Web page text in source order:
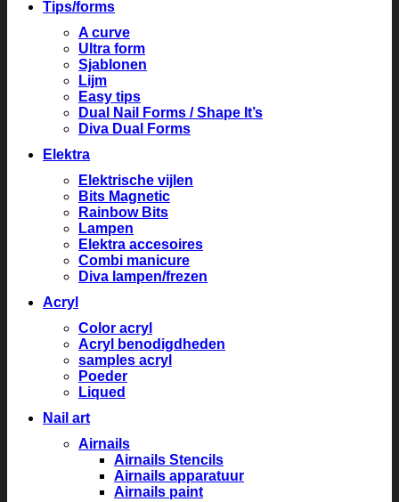
Tips/forms
A curve
Ultra form
Sjablonen
Lijm
Easy tips
Dual Nail Forms / Shape It’s
Diva Dual Forms
Elektra
Elektrische vijlen
Bits Magnetic
Rainbow Bits
Lampen
Elektra accesoires
Combi manicure
Diva lampen/frezen
Acryl
Color acryl
Acryl benodigdheden
samples acryl
Poeder
Liqued
Nail art
Airnails
Airnails Stencils
Airnails apparatuur
Airnails paint